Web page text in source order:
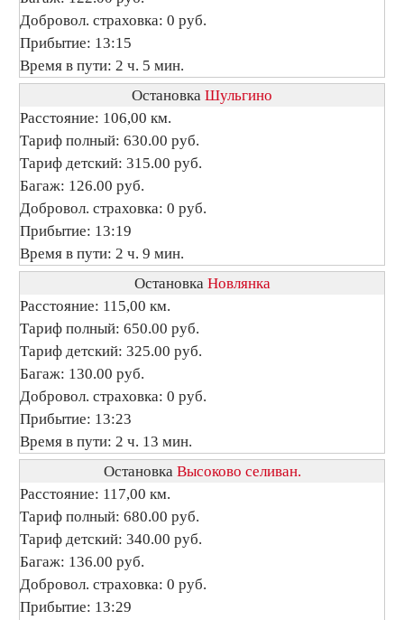
Добровол. страховка: 0 руб.
Прибытие: 13:15
Время в пути: 2 ч. 5 мин.
Остановка Шульгино
Расстояние: 106,00 км.
Тариф полный: 630.00 руб.
Тариф детский: 315.00 руб.
Багаж: 126.00 руб.
Добровол. страховка: 0 руб.
Прибытие: 13:19
Время в пути: 2 ч. 9 мин.
Остановка Новлянка
Расстояние: 115,00 км.
Тариф полный: 650.00 руб.
Тариф детский: 325.00 руб.
Багаж: 130.00 руб.
Добровол. страховка: 0 руб.
Прибытие: 13:23
Время в пути: 2 ч. 13 мин.
Остановка Высоково селиван.
Расстояние: 117,00 км.
Тариф полный: 680.00 руб.
Тариф детский: 340.00 руб.
Багаж: 136.00 руб.
Добровол. страховка: 0 руб.
Прибытие: 13:29